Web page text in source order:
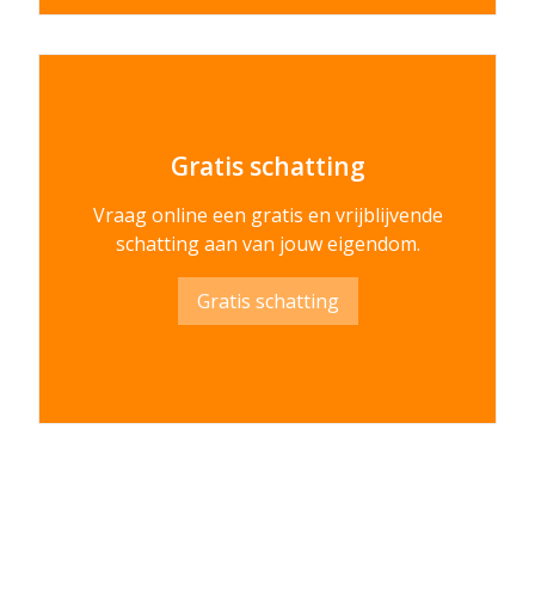
Gratis schatting
Vraag online een gratis en vrijblijvende
schatting aan van jouw eigendom.
Gratis schatting